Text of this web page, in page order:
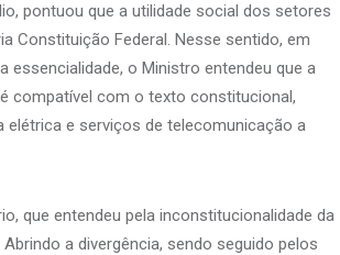
pontuou que a utilidade social dos setores
Constituição Federal. Nesse sentido, em
essencialidade, o Ministro entendeu que a
compatível com o texto constitucional,
elétrica e serviços de telecomunicação a
que entendeu pela inconstitucionalidade da
a divergência, sendo seguido pelos